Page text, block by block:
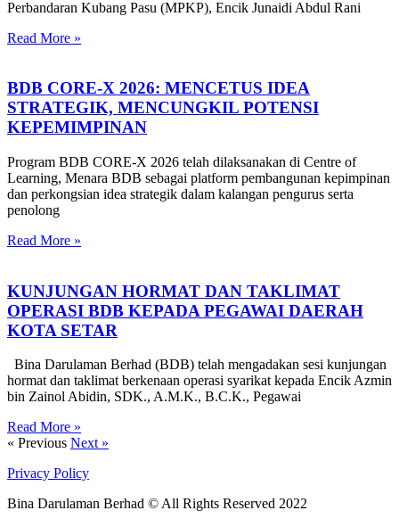
Perbandaran Kubang Pasu (MPKP), Encik Junaidi Abdul Rani
Read More »
BDB CORE-X 2026: MENCETUS IDEA
STRATEGIK, MENCUNGKIL POTENSI
KEPEMIMPINAN
Program BDB CORE-X 2026 telah dilaksanakan di Centre of
Learning, Menara BDB sebagai platform pembangunan kepimpinan
dan perkongsian idea strategik dalam kalangan pengurus serta
penolong
Read More »
KUNJUNGAN HORMAT DAN TAKLIMAT
OPERASI BDB KEPADA PEGAWAI DAERAH
KOTA SETAR
Bina Darulaman Berhad (BDB) telah mengadakan sesi kunjungan
hormat dan taklimat berkenaan operasi syarikat kepada Encik Azmin
bin Zainol Abidin, SDK., A.M.K., B.C.K., Pegawai
Read More »
« Previous Next »
Privacy Policy
Bina Darulaman Berhad © All Rights Reserved 2022